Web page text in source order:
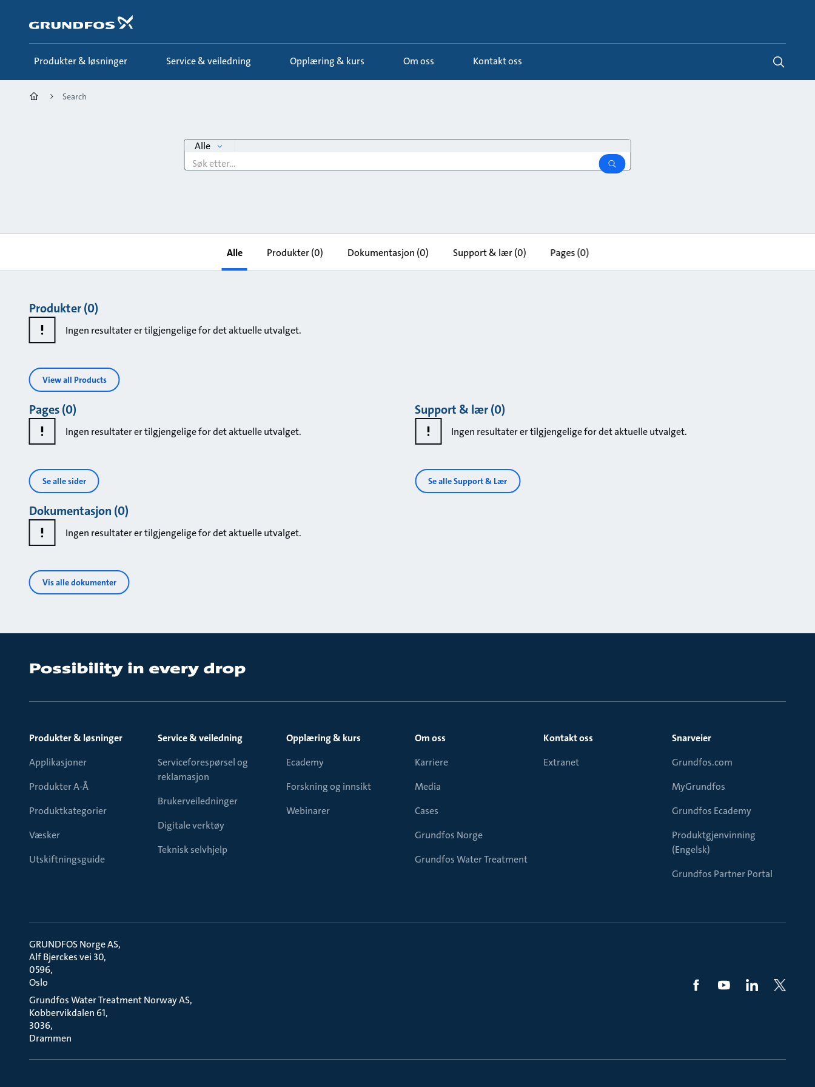
hovedinnhold
Produkter & løsninger Service & veiledning Opplæring & kurs Om oss Kontakt oss
Search
search
Alle
Søkeord
search
Alle Produkter(0) Dokumentasjon (0) Support & lær(0) Pages(0)
Produkter (0)
Ingen resultater er tilgjengelige for det aktuelle utvalget.
View all Products
Pages (0)
Ingen resultater er tilgjengelige for det aktuelle utvalget.
Se alle sider
Support & lær (0)
Ingen resultater er tilgjengelige for det aktuelle utvalget.
Se alle Support & Lær
Dokumentasjon (0)
Ingen resultater er tilgjengelige for det aktuelle utvalget.
Vis alle dokumenter
Produkter & løsninger
Applikasjoner
Produkter A-Å
Produktkategorier
Væsker
Utskiftningsguide
Service & veiledning
Serviceforespørsel og
reklamasjon
Brukerveiledninger
Digitale verktøy
Teknisk selvhjelp
Opplæring & kurs
Ecademy
Forskning og innsikt
Webinarer
Om oss
Karriere
Media
Cases
Grundfos Norge
Grundfos Water Treatment
Kontakt oss
Extranet
Snarveier
Grundfos.com
MyGrundfos
Grundfos Ecademy
Produktgjenvinning
(Engelsk)
Grundfos Partner Portal
GRUNDFOS Norge AS
Alf Bjerckes vei 30
0596
Oslo
Grundfos Water Treatment Norway AS
Kobbervikdalen 61
3036
Drammen